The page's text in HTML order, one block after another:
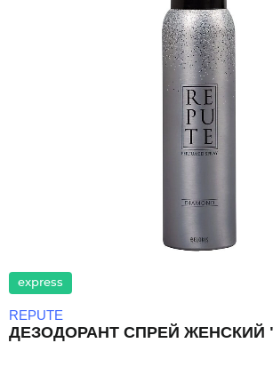
express
REPUTE
ДЕЗОДОРАНТ СПРЕЙ ЖЕНСКИЙ